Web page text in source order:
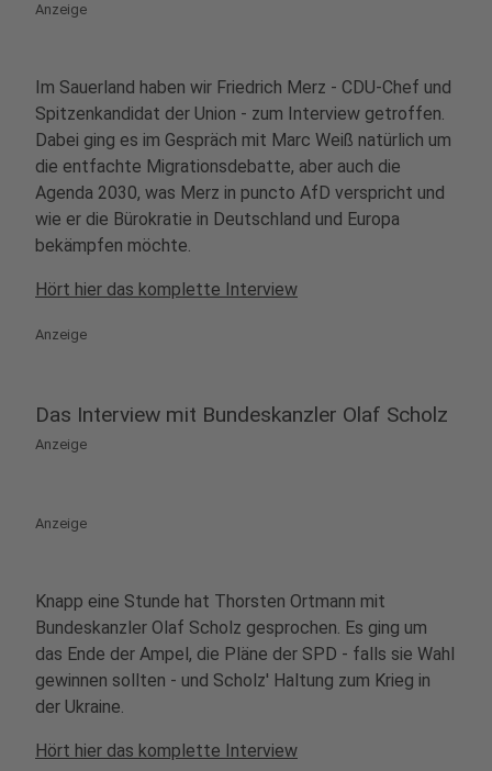
Anzeige
Im Sauerland haben wir Friedrich Merz - CDU-Chef und
Spitzenkandidat der Union - zum Interview getroffen.
Dabei ging es im Gespräch mit Marc Weiß natürlich um
die entfachte Migrationsdebatte, aber auch die
Agenda 2030, was Merz in puncto AfD verspricht und
wie er die Bürokratie in Deutschland und Europa
bekämpfen möchte.
Hört hier das komplette Interview
Anzeige
Das Interview mit Bundeskanzler Olaf Scholz
Anzeige
Anzeige
Knapp eine Stunde hat Thorsten Ortmann mit
Bundeskanzler Olaf Scholz gesprochen. Es ging um
das Ende der Ampel, die Pläne der SPD - falls sie Wahl
gewinnen sollten - und Scholz' Haltung zum Krieg in
der Ukraine.
Hört hier das komplette Interview